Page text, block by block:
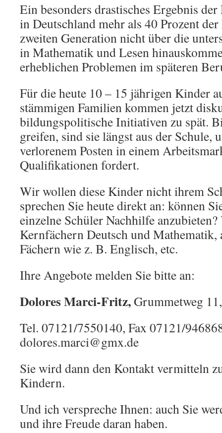
Ein besonders drastisches Ergebnis der
in Deutschland mehr als 40 Prozent
zweiten Generation nicht über die
in Mathematik und Lesen
erheblichen Problemen im späteren
Für die heute 10 – 15 jährigen Kinder
stämmigen Familien kommen jetzt
bildungspolitische Initiativen zu spät.
greifen, sind sie längst aus der Schule,
verlorenem Posten in einem
Qualifikationen fordert.
Wir wollen diese Kinder nicht ihrem
sprechen Sie heute direkt an: können
einzelne Schüler Nachhilfe
Kernfächern Deutsch und Mathematik,
Fächern wie z. B. Englisch, etc.
Ihre Angebote melden Sie bitte an:
Dolores Marci-Fritz,Grummetweg
Tel. 07121/7550140, Fax 07121/
dolores.marci@gmx.de
Sie wird dann den Kontakt vermitteln
Kindern.
Und ich verspreche Ihnen: auch Sie
und ihre Freude daran haben.